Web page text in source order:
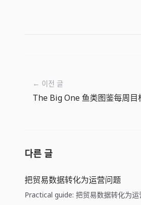
← 이전 글
다른 글
把贸易数据转化为运营问题
Practical guide: 把贸易数据转化为运